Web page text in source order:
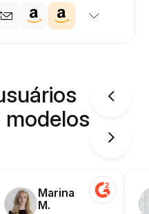
modelos
Marina
M.